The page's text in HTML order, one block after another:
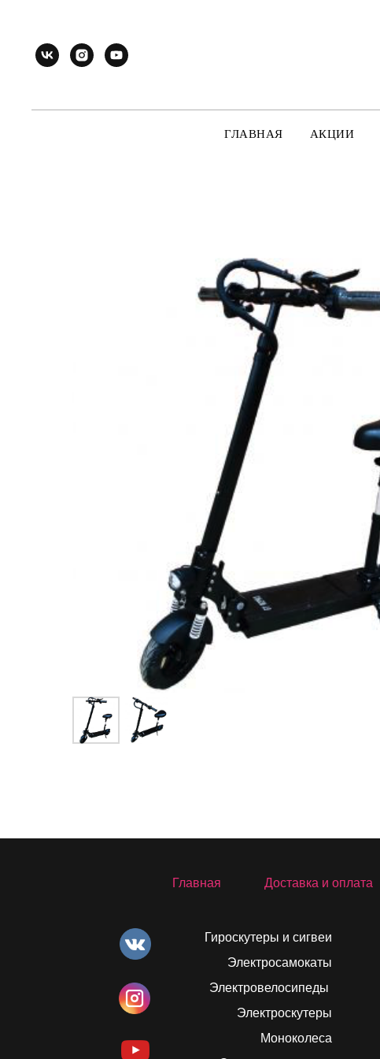
ГЛАВНАЯ АКЦИИ
Гироскутеры и сигвеи
Электросамокаты
Электровелосипеды
Электроскутеры
Моноколеса
Главная Доставка и оплата